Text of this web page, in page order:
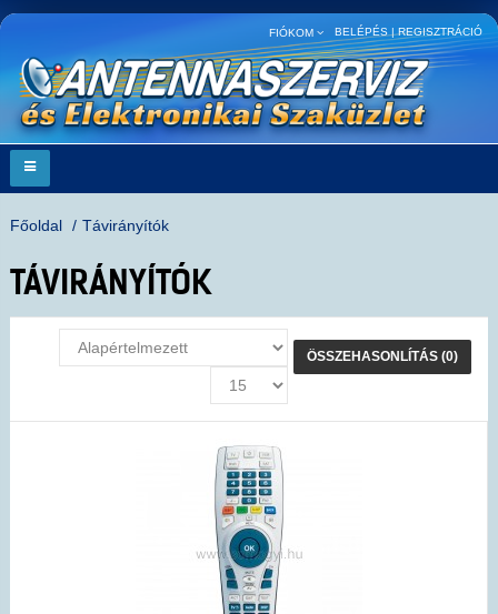
BELÉPÉS |REGISZTRÁCIÓ
FIÓKOM
Főoldal Távirányítók
TÁVIRÁNYÍTÓK
ÖSSZEHASONLÍTÁS (0)